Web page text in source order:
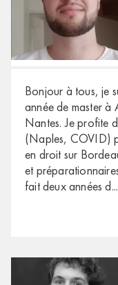
Bonjour à tous, je
année de master à
Nantes. Je profite
(Naples, COVID)
en droit sur
et
fait deux années d...